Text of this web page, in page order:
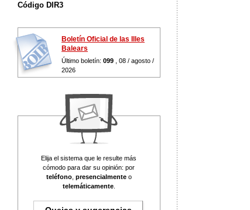
Código DIR3
Boletín Oficial de las Illes
Balears
Último boletín:099 , 08 / agosto /
2026
Elija el sistema que le resulte más
cómodo para dar su opinión: por
teléfono, presencialmenteo
telemáticamente.